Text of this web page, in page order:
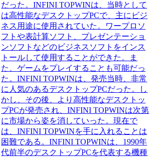
だった。INFINI TOPWINは、当時として
は高性能なデスクトップPCで、主にビジ
ネス用途に使用されていた。ワープロソ
フトや表計算ソフト、プレゼンテーショ
ンソフトなどのビジネスソフトをインス
トールして使用することができた。ま
た、ゲームをプレイすることも可能だっ
た。INFINI TOPWINは、発売当時、非常
に人気のあるデスクトップPCだった。し
かし、その後、より高性能なデスクトッ
プPCが発売され、INFINI TOPWINは次第
に市場から姿を消していった。現在で
は、INFINI TOPWINを手に入れることは
困難である。INFINI TOPWINは、1990年
代前半のデスクトップPCを代表する機種